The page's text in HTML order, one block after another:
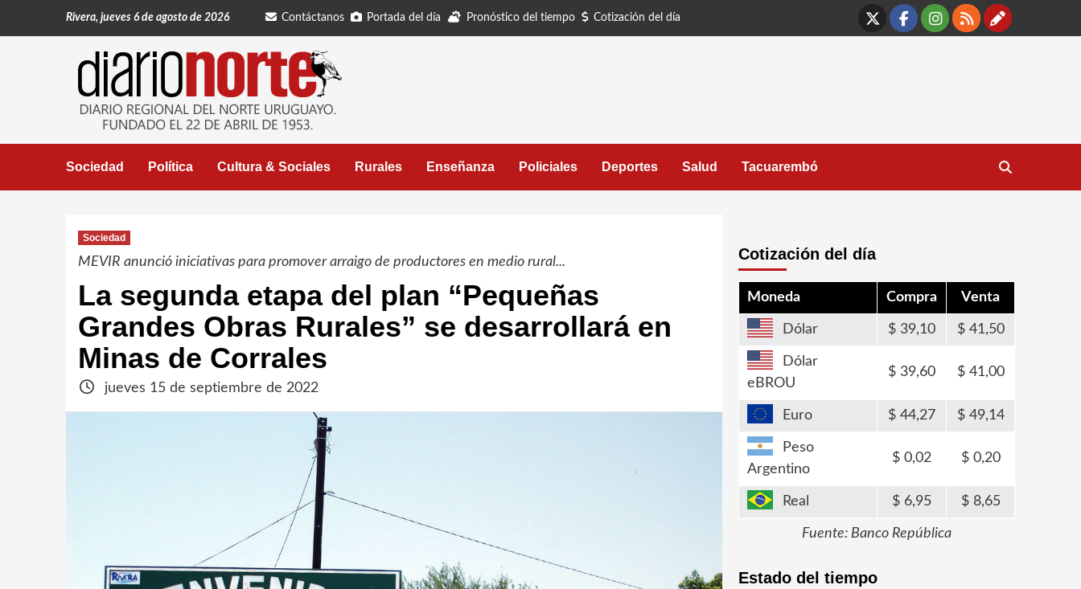
Rivera, jueves 6 de agosto de 2026 Contáctanos Portada del día Pronóstico del tiempo Cotización del día
X Facebook
Instagram
RSS
Sociedad Política Cultura & Sociales Rurales Enseñanza Policiales Deportes Salud Tacuarembó
Sociedad
MEVIR anunció iniciativas para promover arraigo de productores en medio rural...
La segunda etapa del plan “Pequeñas
Grandes Obras Rurales” se desarrollará en
Minas de Corrales
jueves 15 de septiembre de 2022
Cotización del día
Moneda Compra Venta
Dólar 39,10 41,50
Dólar
eBROU
39,60 41,00
Euro 44,27 49,14
Peso
Argentino
0,02 0,20
Real 6,95 8,65
Fuente: Banco República
Estado del tiempo